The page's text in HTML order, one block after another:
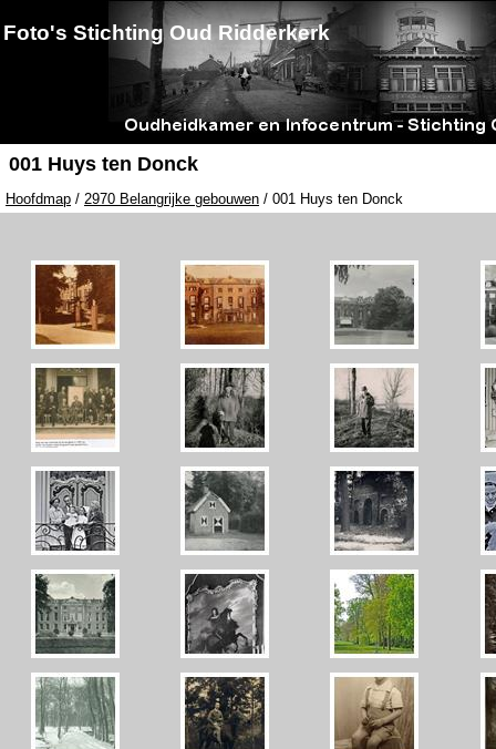
Foto's Stichting Oud Ridderkerk
001 Huys ten Donck
Hoofdmap / 2970 Belangrijke gebouwen / 001 Huys ten Donck